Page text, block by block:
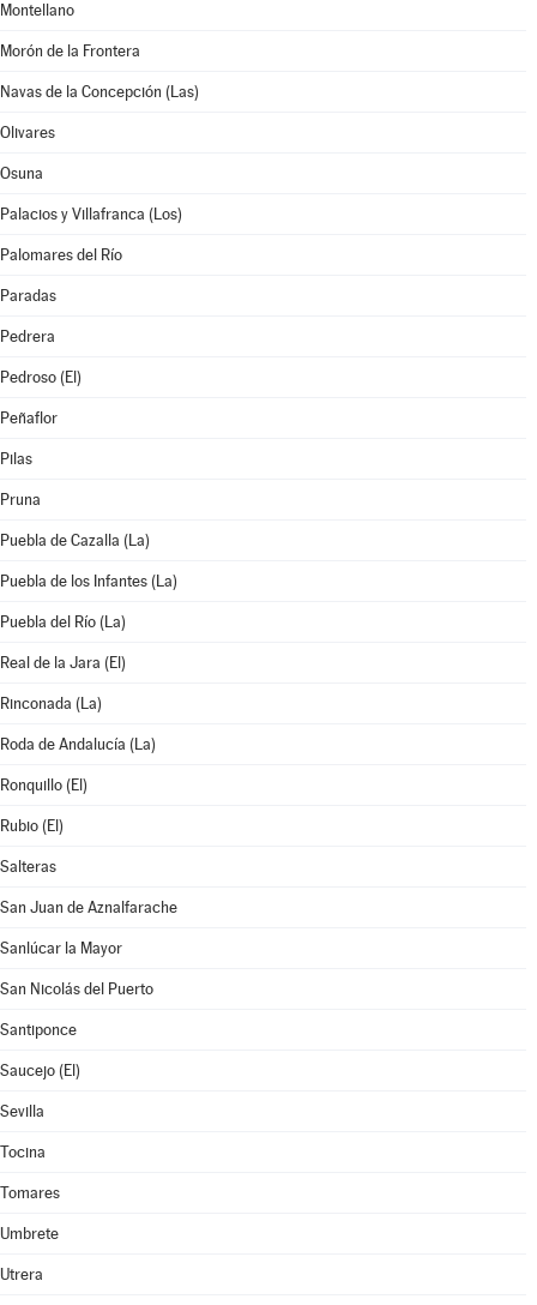
Montellano
Morón de la Frontera
Navas de la Concepción (Las)
Olivares
Osuna
Palacios y Villafranca (Los)
Palomares del Río
Paradas
Pedrera
Pedroso (El)
Peñaflor
Pilas
Pruna
Puebla de Cazalla (La)
Puebla de los Infantes (La)
Puebla del Río (La)
Real de la Jara (El)
Rinconada (La)
Roda de Andalucía (La)
Ronquillo (El)
Rubio (El)
Salteras
San Juan de Aznalfarache
Sanlúcar la Mayor
San Nicolás del Puerto
Santiponce
Saucejo (El)
Sevilla
Tocina
Tomares
Umbrete
Utrera